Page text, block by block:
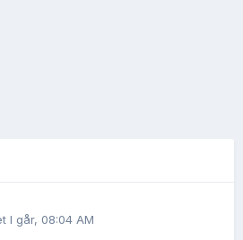
I går, 08:04 AM